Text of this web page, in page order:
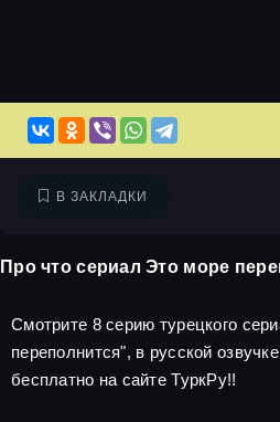
В ЗАКЛАДКИ
Про что сериал Это море
Смотрите 8 серию турецкого
переполнится", в русской
бесплатно на сайте ТуркРу!!